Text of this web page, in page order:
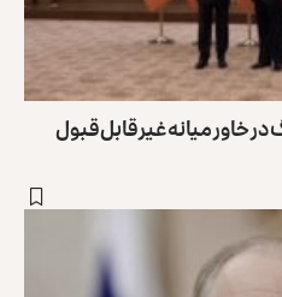
خاور میانه غیرقابل‌قبول